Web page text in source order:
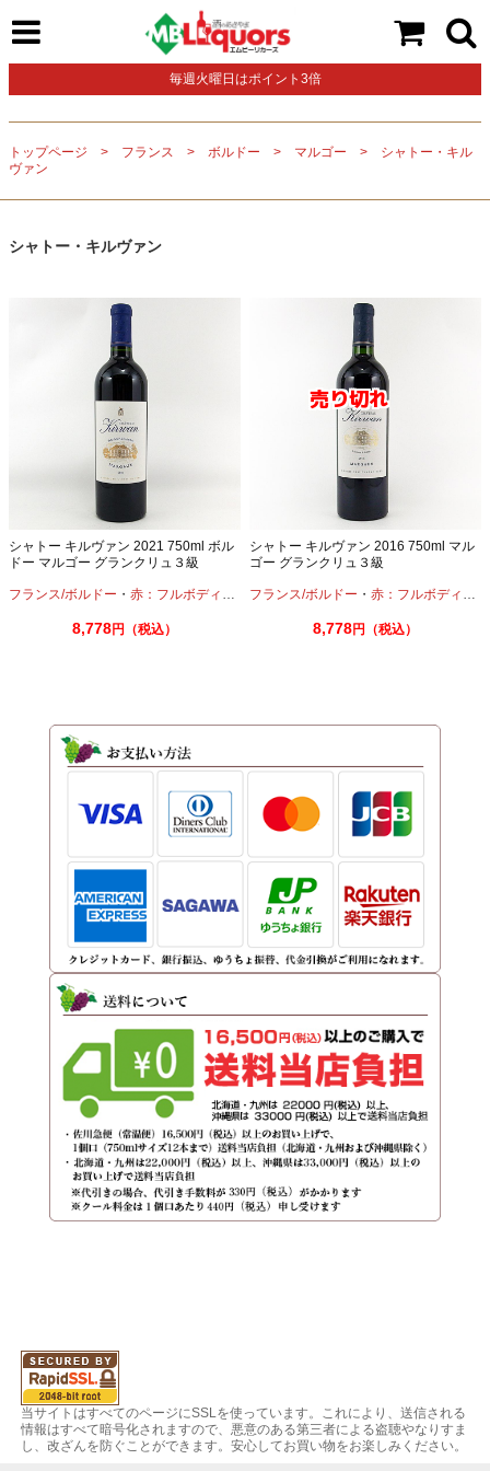
毎週火曜日はポイント3倍
トップページ フランス ボルドー マルゴー
シャトー・キル
ヴァン
シャトー・キルヴァン
シャトー キルヴァン 2021 750ml ボル
ドー マルゴー グランクリュ３級
フランス/ボルドー ・ 赤：フルボディ ・ カベルネ・カベルネフラン ・メルロー
8,778円（税込）
シャトー キルヴァン 2016 750ml マル
ゴー グランクリュ３級
フランス/ボルドー ・赤：フルボディ ・
8,778円（税込）
当サイトはすべてのページにSSLを使っています。これにより、送信される
情報はすべて暗号化されますので、悪意のある第三者による盗聴やなりすま
し、改ざんを防ぐことができます。安心してお買い物をお楽しみください。